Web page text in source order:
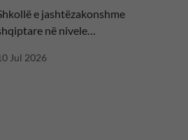
e jashtëzakonshme
në nivele
Jul 2026